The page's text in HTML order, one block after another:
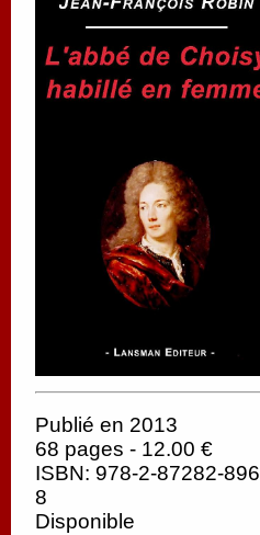
Publié en 2013
68 pages - 12.00 €
ISBN: 978-2-87282-
8
Disponible